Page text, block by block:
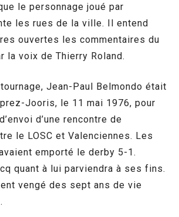
le personnage joué par
les rues de la ville. Il entend
ouvertes les commentaires du
la voix de Thierry Roland.
Jean-Paul Belmondo était
Jooris, le 11 mai 1976, pour
d’une rencontre de
le LOSC et Valenciennes. Les
emporté le derby 5-1.
quant à lui parviendra à ses fins.
vengé des sept ans de vie